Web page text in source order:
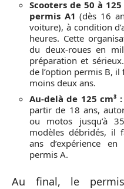
Scooters de 50 à 125
permis A1 (dès 16
voiture), à condition
heures. Cette
du deux-roues en
préparation et
de l’option permis B, il
moins deux ans.
Au-delà de 125 cm³ :
partir de 18 ans,
ou motos jusqu’à
modèles débridés, il
ans d’expérience
permis A.
Au final, le